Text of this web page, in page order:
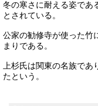
冬の寒さに耐える姿であ
とされている。
公家の勧修寺が使った竹
まりである。
上杉氏は関東の名族であ
たという。